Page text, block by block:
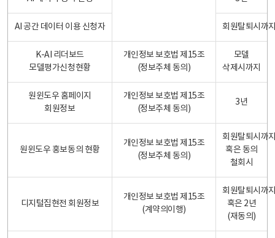
AI 공간 데이터 이용 신청자 회원탈퇴시까
K-AI 리더보드
모델평가신청현황
개인정보 보호법 제15조
(정보주체 동의)
모델
삭제시까지
원윈도우 홈페이지
회원정보
개인정보 보호법 제15조
(정보주체 동의)
3년
원윈도우 홍보동의 현황
개인정보 보호법 제15조
(정보주체 동의)
회원탈퇴시까
혹은 동의
철회시
디지털집현전 회원정보
개인정보 보호법 제15조
(계약의이행)
회원탈퇴시까
혹은 2년
(재동의)